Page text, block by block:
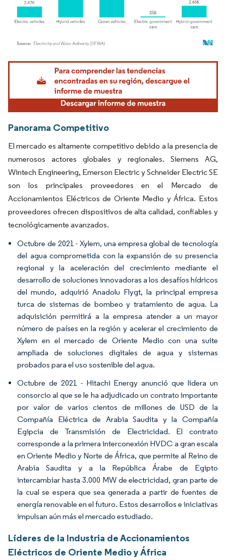
Imagen © Mordor Intelligence. El uso requiere atribución según CC BY 4.0.
Panorama Competitivo
El mercado es altamente competitivo debido a la presencia de
numerosos actores globales y regionales. Siemens AG,
Wintech Engineering, Emerson Electric y Schneider Electric SE
son los principales proveedores en el Mercado de
Accionamientos Eléctricos de Oriente Medio y África. Estos
proveedores ofrecen dispositivos de alta calidad, confiables y
tecnológicamente avanzados.
Octubre de 2021 - Xylem, una empresa global de tecnología
del agua comprometida con la expansión de su presencia
regional y la aceleración del crecimiento mediante el
desarrollo de soluciones innovadoras a los desafíos hídricos
del mundo, adquirió Anadolu Flygt, la principal empresa
turca de sistemas de bombeo y tratamiento de agua. La
adquisición permitirá a la empresa atender a un mayor
número de países en la región y acelerar el crecimiento de
Xylem en el mercado de Oriente Medio con una suite
ampliada de soluciones digitales de agua y sistemas
probados para el uso sostenible del agua.
Octubre de 2021 - Hitachi Energy anunció que lidera un
consorcio al que se le ha adjudicado un contrato importante
por valor de varios cientos de millones de USD de la
Compañía Eléctrica de Arabia Saudita y la Compañía
Egipcia de Transmisión de Electricidad. El contrato
corresponde a la primera interconexión HVDC a gran escala
en Oriente Medio y Norte de África, que permite al Reino de
Arabia Saudita y a la República Árabe de Egipto
intercambiar hasta 3.000 MW de electricidad, gran parte de
la cual se espera que sea generada a partir de fuentes de
energía renovable en el futuro. Estos desarrollos e iniciativas
impulsan aún más el mercado estudiado.
Líderes de la Industria de Accionamientos
Eléctricos de Oriente Medio y África